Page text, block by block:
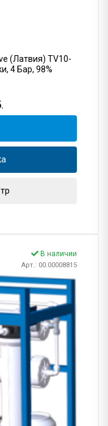
(Латвия) TV10-
4 Бар, 98%
В наличии
Арт.: 00.00008815